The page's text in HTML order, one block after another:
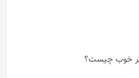
خوب چیست؟